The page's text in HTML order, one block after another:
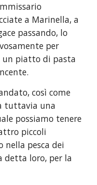
a Marinella, a
passando, lo
per
un piatto di pasta
così come
tuttavia una
possiamo tenere
piccoli
nella pesca dei
detta loro, per la